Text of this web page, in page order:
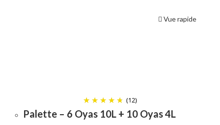
Vue rapide
(12)
Palette – 6 Oyas 10L + 10 Oyas 4L